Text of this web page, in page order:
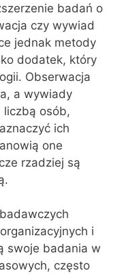
badań o
czy wywiad
jednak metody
dodatek, który
Obserwacja
a wywiady
liczbą osób,
ich
one
rzadziej są
i
swoje badania w
często